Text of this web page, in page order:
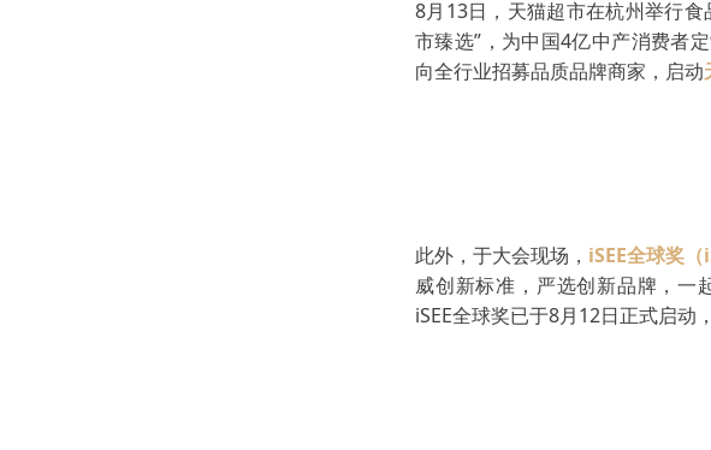
8月13日，天猫超市在杭州举行
市臻选”， 为中国4亿中产消费者
向全行业招募品质品牌商家，启动
此外，于大会现场， iSEE全球奖
威创新标准，严选创新品牌，一
iSEE全球奖已于8月12日正式启动，